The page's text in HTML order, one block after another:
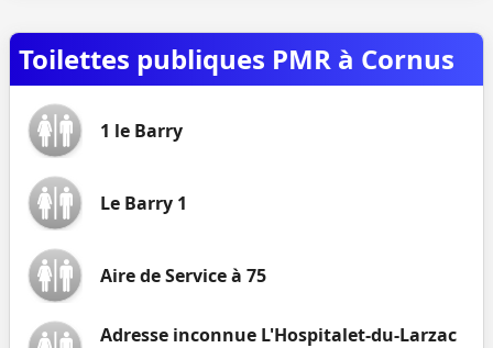
Toilettes publiques PMR à Cornus
1 le Barry
Le Barry 1
Aire de Service à 75
Adresse inconnue L'Hospitalet-du-Larzac